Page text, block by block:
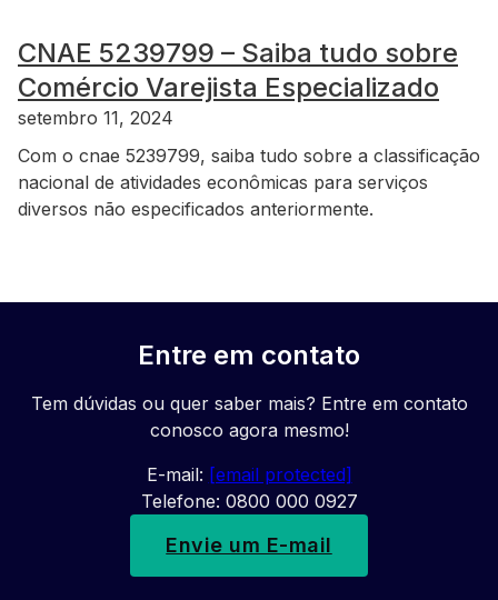
CNAE 5239799 – Saiba tudo sobre
Comércio Varejista Especializado
setembro 11, 2024
Com o cnae 5239799, saiba tudo sobre a classificação
nacional de atividades econômicas para serviços
diversos não especificados anteriormente.
Entre em contato
Tem dúvidas ou quer saber mais? Entre em contato
conosco agora mesmo!
E-mail: [email protected]
Telefone: 0800 000 0927
Envie um E-mail